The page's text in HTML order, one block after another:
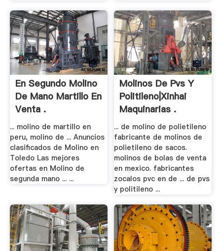
En Segundo Molino
De Mano Martillo En
Venta .
... molino de martillo en
peru, molino de ... Anuncios
clasificados de Molino en
Toledo Las mejores
ofertas en Molino de
segunda mano ... ...
Molinos De Pvs Y
Politileno|Xinhai
Maquinarias .
... de molino de polietileno
fabricante de molinos de
polietileno de sacos.
molinos de bolas de venta
en mexico. fabricantes
zocalos pvc en de ... de pvs
y politileno ...